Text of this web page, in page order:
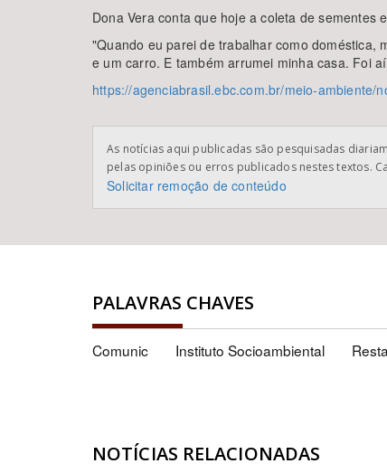
Dona Vera conta que hoje a coleta de
"Quando eu parei de trabalhar como doméstica,
e um carro. E também arrumei minha casa. Foi
https://agenciabrasil.ebc.com.br/meio-ambiente/
As notícias aqui publicadas são pesquisadas
pelas opiniões ou erros publicados nestes textos.
Solicitar remoção de conteúdo
PALAVRAS CHAVES
Comunic Instituto Socioambiental
NOTÍCIAS RELACIONADAS